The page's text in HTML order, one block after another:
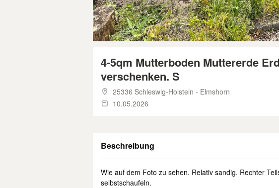
4-5qm Mutterboden Muttererde
verschenken. S
25336 Schleswig-Holstein - Elmshorn
10.05.2026
Beschreibung
Wie auf dem Foto zu sehen. Relativ sandig. Rechter
selbstschaufeln.